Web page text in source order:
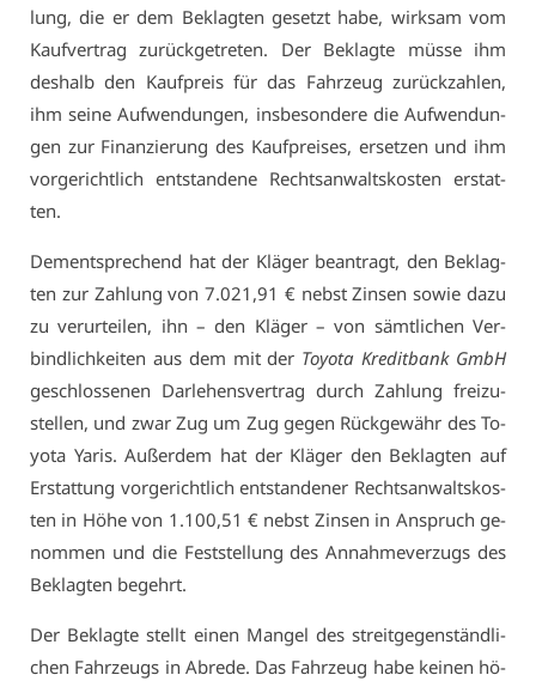
lung, die er dem Be­klag­ten ge­setzt ha­be, wirk­sam vom
Kauf­ver­trag zu­rück­ge­tre­ten. Der Be­klag­te müs­se ihm
des­halb den Kauf­preis für das Fahr­zeug zu­rück­zah­len,
ihm sei­ne Auf­wen­dun­gen, ins­be­son­de­re die Auf­wen­dun­
gen zur Fi­nan­zie­rung des Kauf­prei­ses, er­set­zen und ihm
vor­ge­richt­lich ent­stan­de­ne Rechts­an­walts­kos­ten er­stat­
ten.
Dem­entspre­chend hat der Klä­ger be­an­tragt, den Be­klag­
ten zur Zah­lung von 7.021,91 € nebst Zin­sen so­wie da­zu
zu ver­ur­tei­len, ihn – den Klä­ger – von sämt­li­chen Ver­
bind­lich­kei­ten aus dem mit der To­yo­ta Kre­dit­bank GmbH
ge­schlos­se­nen Dar­le­hens­ver­trag durch Zah­lung frei­zu­
stel­len, und zwar Zug um Zug ge­gen Rück­ge­währ des To­
yo­ta Ya­ris. Au­ßer­dem hat der Klä­ger den Be­klag­ten auf
Er­stat­tung vor­ge­richt­lich ent­stan­de­ner Rechts­an­walts­kos­
ten in Hö­he von 1.100,51 € nebst Zin­sen in An­spruch ge­
nom­men und die Fest­stel­lung des An­nah­me­ver­zugs des
Be­klag­ten be­gehrt.
Der Be­klag­te stellt ei­nen Man­gel des streit­ge­gen­ständ­li­
chen Fahr­zeugs in Ab­re­de. Das Fahr­zeug ha­be kei­nen hö­